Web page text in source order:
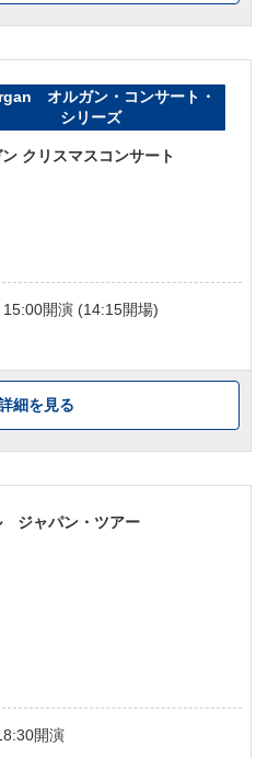
オルガン・コンサート・
シリーズ
クリスマスコンサート
15:00開演 (14:15開場)
細を見る
ジャパン・ツアー
開演